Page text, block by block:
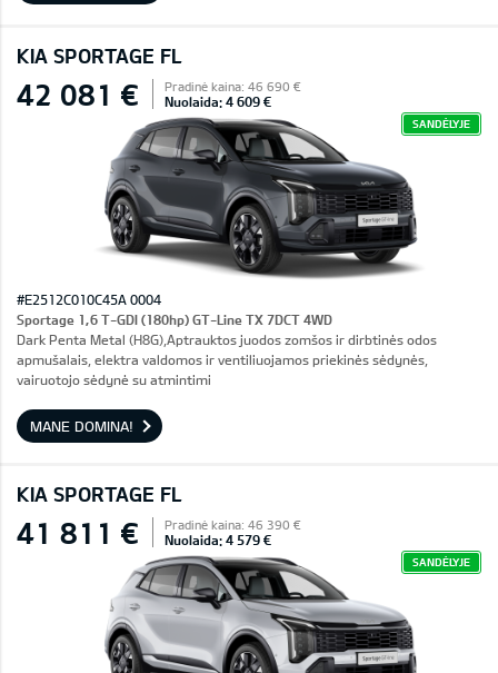
KIA SPORTAGE FL
42 081 € Pradinė kaina: 46 690 €
Nuolaida: 4 609 €
SANDĖLYJE
#E2512C010C45A 0004
Sportage 1,6 T-GDI (180hp) GT-Line TX 7DCT 4WD
Dark Penta Metal (H8G),Aptrauktos juodos zomšos ir dirbtinės odos
apmušalais, elektra valdomos ir ventiliuojamos priekinės sėdynės,
vairuotojo sėdynė su atmintimi
MANE DOMINA!
KIA SPORTAGE FL
41 811 € Pradinė kaina: 46 390 €
Nuolaida: 4 579 €
SANDĖLYJE